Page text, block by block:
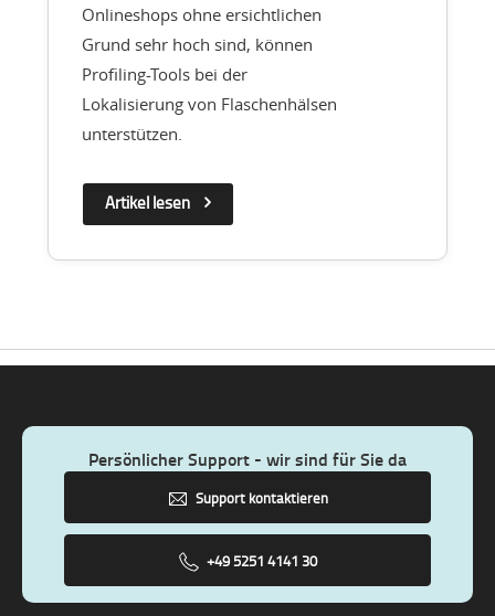
Onlineshops ohne ersichtlichen
Grund sehr hoch sind, können
Profiling-Tools bei der
Lokalisierung von Flaschenhälsen
unterstützen.
Artikel lesen
Persönlicher Support - wir sind für Sie da
Support kontaktieren
+49 5251 4141 30